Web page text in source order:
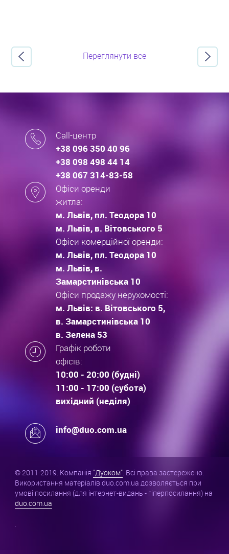
Переглянути все
Call-центр
+38 096 350 40 96
+38 098 498 44 14
+38 067 314-83-58
Офіси оренди
житла:
м. Львів, пл. Теодора 10
м. Львів, в. Вітовського 5
Офіси комерційної оренди:
м. Львів, пл. Теодора 10
м. Львів, в.
Замарстинівська 10
Офіси продажу нерухомості:
м. Львів: в. Вітовського 5,
в. Замарстинівська 10
в. Зелена 53
Графік роботи
офісів:
10:00 - 20:00 (будні)
11:00 - 17:00 (субота)
вихідний (неділя)
info@duo.com.ua
© 2011-2019. Компанія "Дуоком". Всі права застережено.
Використання матеріалів duo.com.ua дозволяється при
умові посилання (для інтернет-видань - гіперпосилання) на
duo.com.ua
.